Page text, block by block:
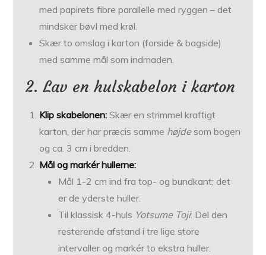
med papirets fibre parallelle med ryggen – det
mindsker bøvl med krøl.
Skær to omslag i karton (forside & bagside)
med samme mål som indmaden.
2. Lav en hulskabelon i karton
Klip skabelonen: Skær en strimmel kraftigt
karton, der har præcis samme højdesom bogen
og ca. 3 cm i bredden.
Mål og markér hullerne:
Mål 1-2 cm ind fra top- og bundkant; det
er de yderste huller.
Til klassisk 4-huls Yotsume Toji: Del den
resterende afstand i tre lige store
intervaller og markér to ekstra huller.